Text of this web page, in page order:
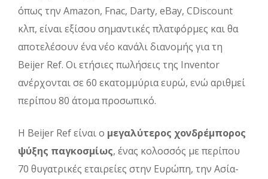
όπως την Amazon, Fnac, Darty, eBay, CDiscount
κλπ, είναι εξίσου σημαντικές πλατφόρμες και θα
αποτελέσουν ένα νέο κανάλι διανομής για τη
Beijer Ref. Οι ετήσιες πωλήσεις της Inventor
ανέρχονται σε 60 εκατομμύρια ευρώ, ενώ αριθμεί
περίπου 80 άτομα προσωπικό.
Η Beijer Ref είναι ο μεγαλύτερος χονδρέμπορος
ψύξης παγκοσμίως, ένας κολοσσός με περίπου
70 θυγατρικές εταιρείες στην Ευρώπη, την Ασία-